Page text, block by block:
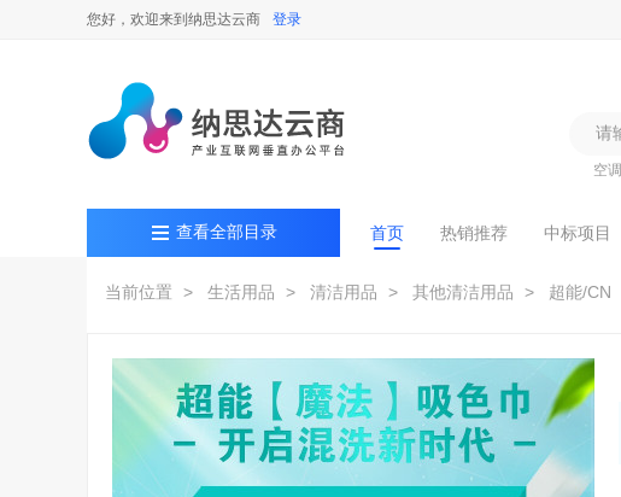
您好，欢迎来到纳思达云商 登录
空调
查看全部目录 首页 热销推荐 中标项目
当前位置 > 生活用品 > 清洁用品 > 其他清洁用品 > 超能/CN